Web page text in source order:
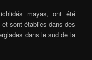
mayas, ont été
sont établies dans des
dans le sud de la